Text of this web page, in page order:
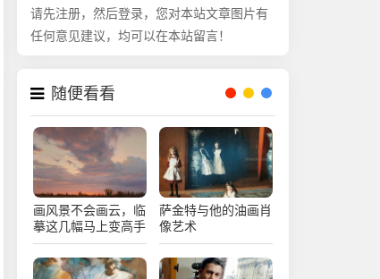
请先注册，然后登录，您对本站文章图片有
任何意见建议，均可以在本站留言！
随便看看
画风景不会画云，临
摹这几幅马上变高手
萨金特与他的油画肖
像艺术